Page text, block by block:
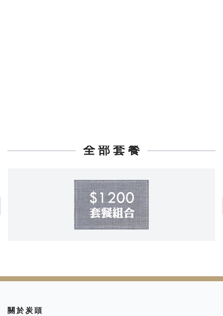
全 部 套 餐
關 於 炭 頭